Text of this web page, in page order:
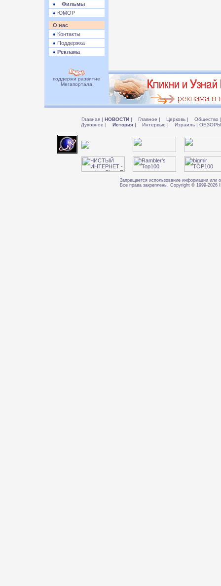
Фильмы
ЮМОР
О нас
Контакты
Поддержка
Реклама
поддержи развитие
Мегапортала
Главная | НОВОСТИ | Главное | Церковь | Общество |
Духовное | История | Интервью | Израиль |
Запрещается использование информации или
Все права закреплены. Copyright © 1999-